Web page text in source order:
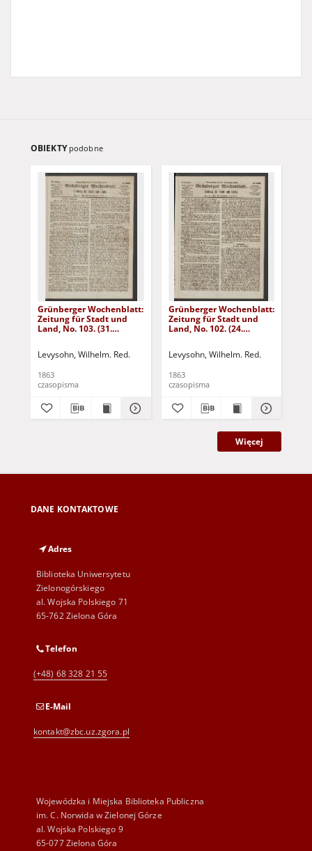
OBIEKTY podobne
Grünberger Wochenblatt:
Zeitung für Stadt und
Land, No. 103. (31.
Levysohn, Wilhelm. Red.
1863
czasopisma
Grünberger Wochenblatt:
Zeitung für Stadt und
Land, No. 102. (24.
Levysohn, Wilhelm. Red.
1863
czasopisma
Więcej
DANE KONTAKTOWE
Adres
Biblioteka Uniwersytetu
Zielonogórskiego
al. Wojska Polskiego 71
65-762 Zielona Góra
Telefon
(+48) 68 328 21 55
E-Mail
kontakt@zbc.uz.zgora.pl
Wojewódzka i Miejska Biblioteka Publiczna
im. C. Norwida w Zielonej Górze
al. Wojska Polskiego 9
65-077 Zielona Góra